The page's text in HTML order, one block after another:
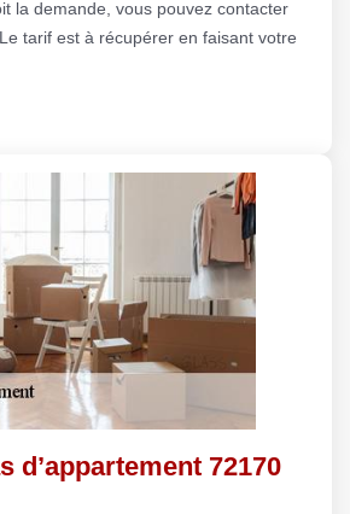
la demande, vous pouvez contacter
tarif est à récupérer en faisant votre
d’appartement 72170